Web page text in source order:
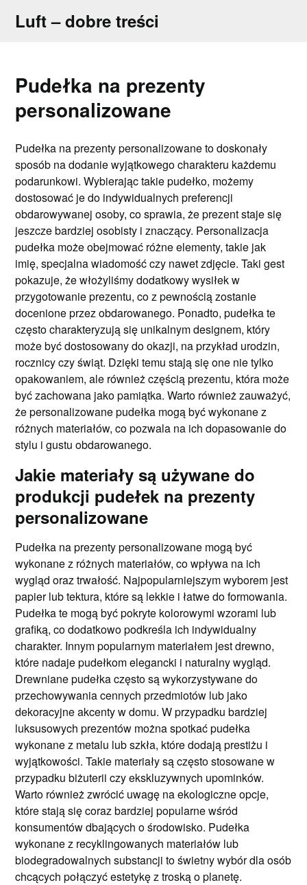
Luft – dobre treści
Pudełka na prezenty
personalizowane
Pudełka na prezenty personalizowane to doskonały
sposób na dodanie wyjątkowego charakteru każdemu
podarunkowi. Wybierając takie pudełko, możemy
dostosować je do indywidualnych preferencji
obdarowywanej osoby, co sprawia, że prezent staje się
jeszcze bardziej osobisty i znaczący. Personalizacja
pudełka może obejmować różne elementy, takie jak
imię, specjalna wiadomość czy nawet zdjęcie. Taki gest
pokazuje, że włożyliśmy dodatkowy wysiłek w
przygotowanie prezentu, co z pewnością zostanie
docenione przez obdarowanego. Ponadto, pudełka te
często charakteryzują się unikalnym designem, który
może być dostosowany do okazji, na przykład urodzin,
rocznicy czy świąt. Dzięki temu stają się one nie tylko
opakowaniem, ale również częścią prezentu, która może
być zachowana jako pamiątka. Warto również zauważyć,
że personalizowane pudełka mogą być wykonane z
różnych materiałów, co pozwala na ich dopasowanie do
stylu i gustu obdarowanego.
Jakie materiały są używane do
produkcji pudełek na prezenty
personalizowane
Pudełka na prezenty personalizowane mogą być
wykonane z różnych materiałów, co wpływa na ich
wygląd oraz trwałość. Najpopularniejszym wyborem jest
papier lub tektura, które są lekkie i łatwe do formowania.
Pudełka te mogą być pokryte kolorowymi wzorami lub
grafiką, co dodatkowo podkreśla ich indywidualny
charakter. Innym popularnym materiałem jest drewno,
które nadaje pudełkom elegancki i naturalny wygląd.
Drewniane pudełka często są wykorzystywane do
przechowywania cennych przedmiotów lub jako
dekoracyjne akcenty w domu. W przypadku bardziej
luksusowych prezentów można spotkać pudełka
wykonane z metalu lub szkła, które dodają prestiżu i
wyjątkowości. Takie materiały są często stosowane w
przypadku biżuterii czy ekskluzywnych upominków.
Warto również zwrócić uwagę na ekologiczne opcje,
które stają się coraz bardziej popularne wśród
konsumentów dbających o środowisko. Pudełka
wykonane z recyklingowanych materiałów lub
biodegradowalnych substancji to świetny wybór dla osób
chcących połączyć estetykę z troską o planetę.